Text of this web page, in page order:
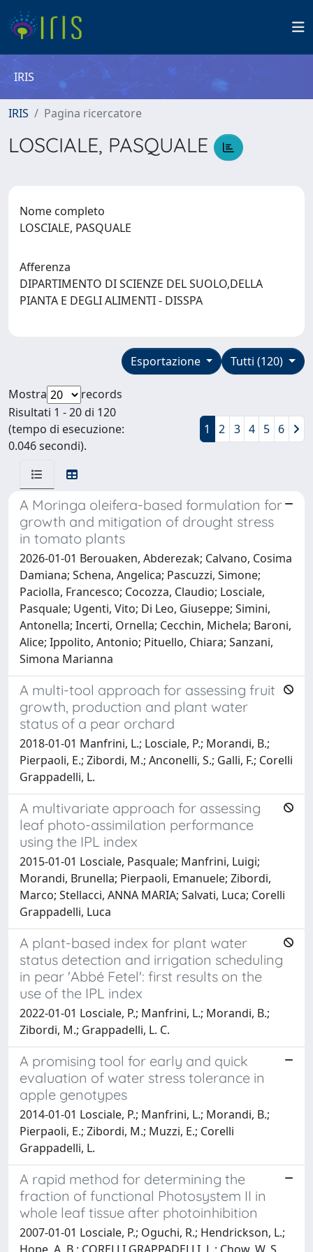
IRIS
IRIS Pagina ricercatore
LOSCIALE, PASQUALE
Nome completo
LOSCIALE, PASQUALE
Afferenza
DIPARTIMENTO DI SCIENZE DEL SUOLO,DELLA
PIANTA E DEGLI ALIMENTI - DISSPA
Tutti (120)
Esportazione
Mostra
records
Risultati 1 - 20 di 120
(tempo di esecuzione:
0.046 secondi).
1 2 3 4 5 6
A Moringa oleifera-based formulation for
growth and mitigation of drought stress
in tomato plants
2026-01-01 Berouaken, Abderezak; Calvano, Cosima
Damiana; Schena, Angelica; Pascuzzi, Simone;
Paciolla, Francesco; Cocozza, Claudio; Losciale,
Pasquale; Ugenti, Vito; Di Leo, Giuseppe; Simini,
Antonella; Incerti, Ornella; Cecchin, Michela; Baroni,
Alice; Ippolito, Antonio; Pituello, Chiara; Sanzani,
Simona Marianna
A multi-tool approach for assessing fruit
growth, production and plant water
status of a pear orchard
2018-01-01 Manfrini, L.; Losciale, P.; Morandi, B.;
Pierpaoli, E.; Zibordi, M.; Anconelli, S.; Galli, F.; Corelli
Grappadelli, L.
A multivariate approach for assessing
leaf photo-assimilation performance
using the IPL index
2015-01-01 Losciale, Pasquale; Manfrini, Luigi;
Morandi, Brunella; Pierpaoli, Emanuele; Zibordi,
Marco; Stellacci, ANNA MARIA; Salvati, Luca; Corelli
Grappadelli, Luca
A plant-based index for plant water
status detection and irrigation scheduling
in pear 'Abbé Fetel': first results on the
use of the IPL index
2022-01-01 Losciale, P.; Manfrini, L.; Morandi, B.;
Zibordi, M.; Grappadelli, L. C.
A promising tool for early and quick
evaluation of water stress tolerance in
apple genotypes
2014-01-01 Losciale, P.; Manfrini, L.; Morandi, B.;
Pierpaoli, E.; Zibordi, M.; Muzzi, E.; Corelli
Grappadelli, L.
A rapid method for determining the
fraction of functional Photosystem II in
whole leaf tissue after photoinhibition
2007-01-01 Losciale, P.; Oguchi, R.; Hendrickson, L.;